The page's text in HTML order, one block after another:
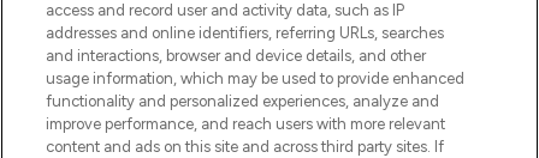
access and record user and activity data, such as IP
addresses and online identifiers, referring URLs, searches
and interactions, browser and device details, and other
usage information, which may be used to provide enhanced
functionality and personalized experiences, analyze and
improve performance, and reach users with more relevant
content and ads on this site and across third party sites. If